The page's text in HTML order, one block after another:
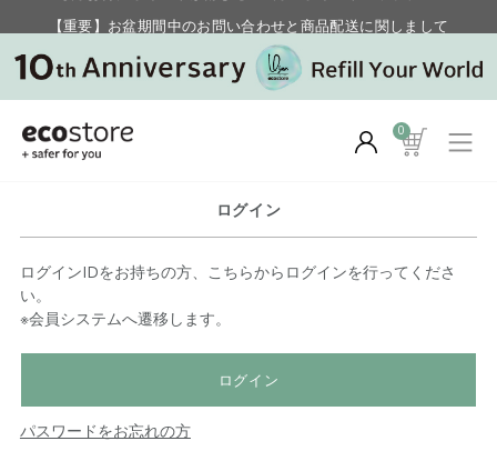
【重要】お盆期間中のお問い合わせと商品配送に関しまして
毎月お得にポイントが貯まる！ “月のポイントアップデー”
0
ログイン
ログインIDをお持ちの方、こちらからログインを行ってくださ
い。
※会員システムへ遷移します。
ログイン
パスワードをお忘れの方